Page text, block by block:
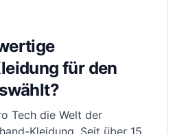
für den
Tech die Welt der